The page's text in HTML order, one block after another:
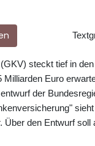
steckt tief in
Euro
der
den Entwurf